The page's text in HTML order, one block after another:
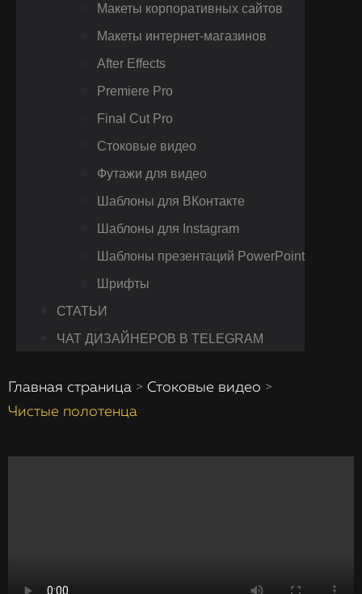
Макеты корпоративных сайтов
Макеты интернет-магазинов
After Effects
Premiere Pro
Final Cut Pro
Стоковые видео
Футажи для видео
Шаблоны для ВКонтакте
Шаблоны для Instagram
Шаблоны презентаций PowerPoint
Шрифты
СТАТЬИ
ЧАТ ДИЗАЙНЕРОВ В TELEGRAM
Главная страница > Стоковые видео >
Чистые полотенца